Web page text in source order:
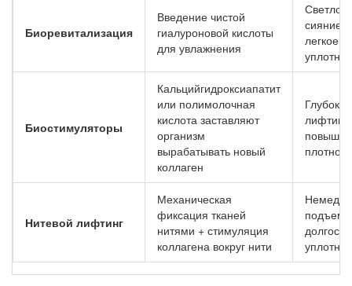
Биоревитализация
Введение чистой
гиалуроновой кислоты
для увлажнения
Светлое
сияние,
легкое
Биостимуляторы
Кальцийгидроксиапатит
или полимолочная
кислота заставляют
организм
вырабатывать новый
коллаген
Глубокий
лифтинг,
Нитевой лифтинг
Механическая
фиксация тканей
нитями + стимуляция
коллагена вокруг нити
подъем